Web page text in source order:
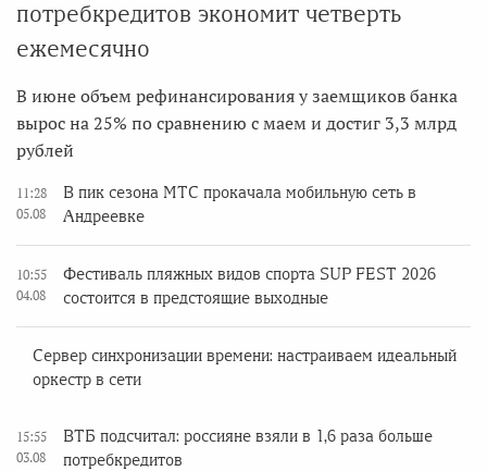
потребкредитов экономит четверть
ежемесячно
В июне объем рефинансирования у заемщиков банка
вырос на 25% по сравнению с маем и достиг 3,3 млрд
рублей
11:28
05.08
В пик сезона МТС прокачала мобильную сеть в
Андреевке
10:55
04.08
Фестиваль пляжных видов спорта SUP FEST 2026
состоится в предстоящие выходные
Сервер синхронизации времени: настраиваем идеальный
оркестр в сети
15:55
03.08
ВТБ подсчитал: россияне взяли в 1,6 раза больше
потребкредитов